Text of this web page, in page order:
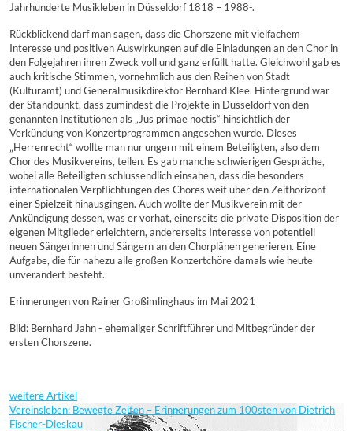
Jahrhunderte Musikleben in Düsseldorf 1818 – 1988-.
Rückblickend darf man sagen, dass die Chorszene mit vielfachem
Interesse und positiven Auswirkungen auf die Einladungen an den Chor in
den Folgejahren ihren Zweck voll und ganz erfüllt hatte. Gleichwohl gab es
auch kritische Stimmen, vornehmlich aus den Reihen von Stadt
(Kulturamt) und Generalmusikdirektor Bernhard Klee. Hintergrund war
der Standpunkt, dass zumindest die Projekte in Düsseldorf von den
genannten Institutionen als „Jus primae noctis“ hinsichtlich der
Verkündung von Konzertprogrammen angesehen wurde. Dieses
„Herrenrecht“ wollte man nur ungern mit einem Beteiligten, also dem
Chor des Musikvereins, teilen. Es gab manche schwierigen Gespräche,
wobei alle Beteiligten schlussendlich einsahen, dass die besonders
internationalen Verpflichtungen des Chores weit über den Zeithorizont
einer Spielzeit hinausgingen. Auch wollte der Musikverein mit der
Ankündigung dessen, was er vorhat, einerseits die private Disposition der
eigenen Mitglieder erleichtern, andererseits Interesse von potentiell
neuen Sängerinnen und Sängern an den Chorplänen generieren. Eine
Aufgabe, die für nahezu alle großen Konzertchöre damals wie heute
unverändert besteht.
Erinnerungen von Rainer Großimlinghaus im Mai 2021
Bild: Bernhard Jahn - ehemaliger Schriftführer und Mitbegründer der
ersten Chorszene.
weitere Artikel
Vereinsleben: Bewegte Zeiten – Erinnerungen zum 100sten von Dietrich
Fischer-Dieskau